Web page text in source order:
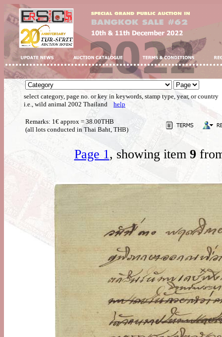
select category, page no. or key in keywords, stamp type, year, or country
i.e., wild animal 2002 Thailand help
Remarks: 1€ approx = 38.00THB
(all lots conducted in Thai Baht, THB)
Page 1, showing item 9